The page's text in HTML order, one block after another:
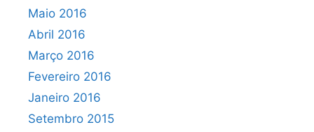
Maio 2016
Abril 2016
Março 2016
Fevereiro 2016
Janeiro 2016
Setembro 2015